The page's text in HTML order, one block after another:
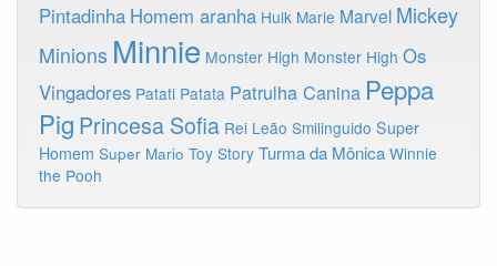
Pintadinha Homem aranha Hulk Marie Marvel Mickey
Minions Minnie Monster High Monster High Os
Vingadores Patati Patata Patrulha Canina Peppa
Pig Princesa Sofia Rei Leão Smilinguido Super
Homem Super Mario Toy Story Turma da Mônica Winnie
the Pooh